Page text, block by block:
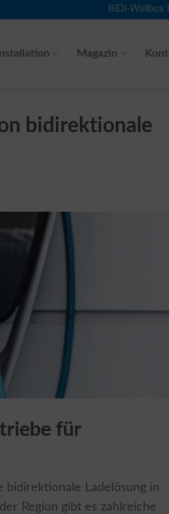
BiDi-Wallbox
Installation Magazin
bidirektionale
für
bidirektionale Ladelösung in
Region gibt es zahlreiche